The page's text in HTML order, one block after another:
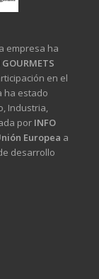
empresa ha
en el
ha estado
Industria,
por INFO
Europea a
desarrollo